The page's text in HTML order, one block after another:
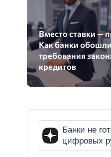
Вместо ставки —
Как банки
требования
кредитов
Банки не
цифровых
СМИ